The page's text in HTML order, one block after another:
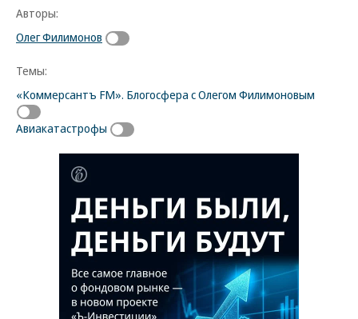
Авторы:
Олег Филимонов
Темы:
«Коммерсантъ FM». Блогосфера с Олегом Филимоновым
Авиакатастрофы